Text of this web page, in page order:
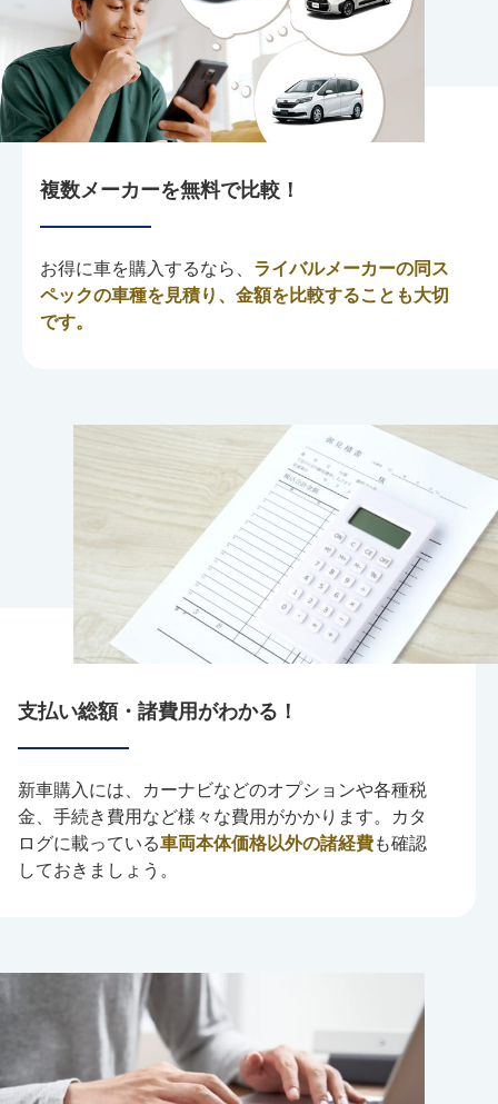
複数メーカーを無料で比較！
お得に車を購入するなら、 ライバルメーカーの同ス
ペックの車種を見積り、金額を比較することも大切
です。
支払い総額・諸費用がわかる！
新車購入には、カーナビなどのオプションや各種税
金、手続き費用など様々な費用がかかります。カタ
ログに載っている車両本体価格以外の諸経費も確認
しておきましょう。